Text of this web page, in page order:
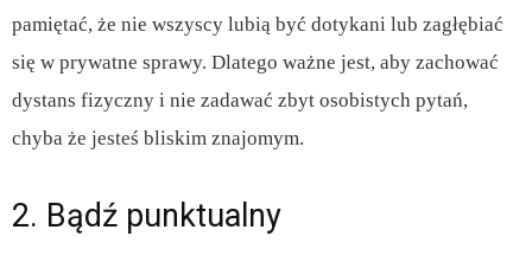
pamiętać, że nie wszyscy lubią być dotykani lub zagłębiać
się w prywatne sprawy. Dlatego ważne jest, aby zachować
dystans fizyczny i nie zadawać zbyt osobistych pytań,
chyba że jesteś bliskim znajomym.
2. Bądź punktualny